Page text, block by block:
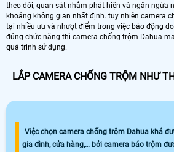
theo dõi, quan sát nhằm phát hiện và ngăn ngừa
khoảng không gian nhất định. tuy nhiên camera
tại nhiều ưu và nhượt điểm trong việc báo động
đúng chức năng thì camera chống trộm Dahua
quá trình sử dụng.
LẮP CAMERA CHỐNG TRỘM NHƯ
Việc chọn camera chống trộm Dahua khá
gia đình, cửa hàng,… bởi camera báo trộm